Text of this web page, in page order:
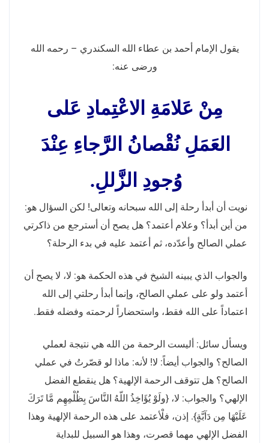
يقول الإمام أحمد بن عطاء الله السكندري – رحمه الله
ورضى عنه:
مِنْ عَلامَةِ الاعْتِمادِ عَلى
العَمَلِ نُقْصانُ الرَّجاءِ عِنْدَ
وُجودِ الزَّللِ.
نويت أن أبدأ رحلة إلى الله سبحانه وتعالى! لكن السؤال هو:
من أين أبدأ؟ وعلام أعتمد؟ هل يصح أن أسترجع من ذاكرتي
عملي الصالح وأعدّده، ثم أعتمد عليه في بدء الرحلة؟
والجواب الذي يبينه الشيخ في هذه الحكمة هو: لا، لا يصح أن
أعتمد ولو على عملي الصالح، وإنما أبدأ رحلتي إلى الله
اعتماداً على الله فقط، واستحضاراً لرحمته وفضله فقط.
ويسأل سائل: أليست الرحمة من الله هي نتيجة لعملي
الصالح؟ والجواب أيضاً: لا! لأنه: ماذا لو قصّرتُ في عملي
الصالح؟ هل تتوقف الرحمة الإلهية؟ هل ينقطع الفضل
الإلهي؟ والجواب: لا، {ولَوْ يُؤَاخِذُ اللّهُ النَّاسَ بِظُلْمِهِم مَّا تَرَكَ
عَلَيْهَا مِن دَآبَّةٍ}. إذن، فلْأعتمد على هذه الرحمة الإلهية وهذا
الفضل الإلهي مهما قصرت، وهذا هو السبيل للبداية